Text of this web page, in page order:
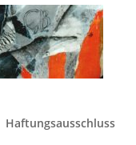
Haftungsausschluss